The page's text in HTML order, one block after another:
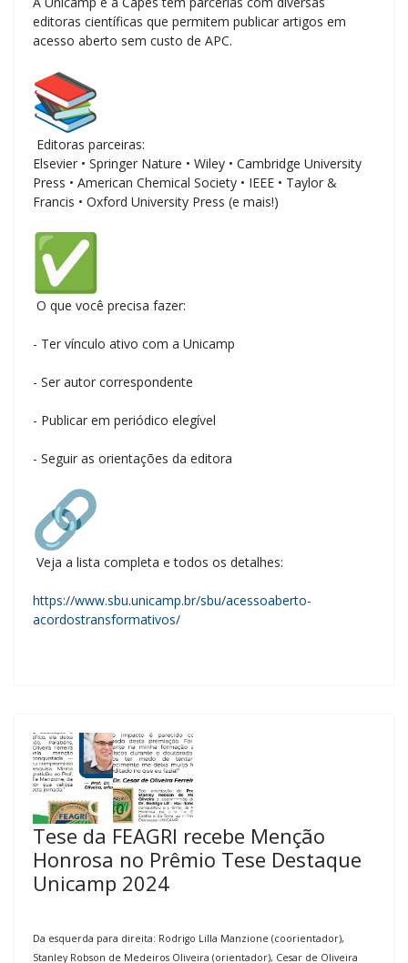
editoras científicas que permitem publicar artigos em
acesso aberto sem custo de APC.
Editoras parceiras:
Elsevier • Springer Nature • Wiley • Cambridge University
Press • American Chemical Society • IEEE • Taylor &
Francis • Oxford University Press (e mais!)
O que você precisa fazer:
- Ter vínculo ativo com a Unicamp
- Ser autor correspondente
- Publicar em periódico elegível
- Seguir as orientações da editora
Veja a lista completa e todos os detalhes:
https://www.sbu.unicamp.br/sbu/acessoaberto-
acordostransformativos/
Tese da FEAGRI recebe Menção
Honrosa no Prêmio Tese Destaque
Unicamp 2024
Da esquerda para direita: Rodrigo Lilla Manzione (coorientador),
Stanley Robson de Medeiros Oliveira (orientador), Cesar de Oliveira